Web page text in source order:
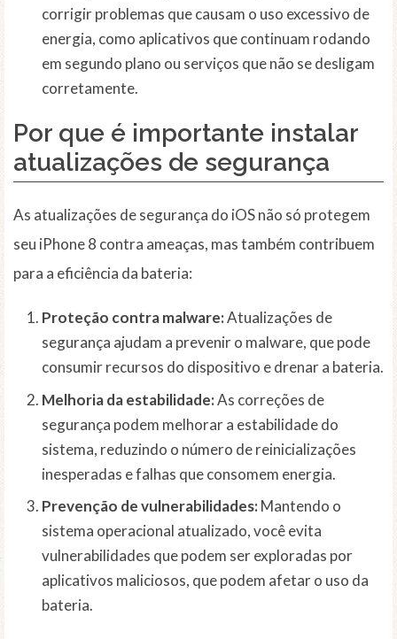
corrigir problemas que causam o uso excessivo de
energia, como aplicativos que continuam rodando
em segundo plano ou serviços que não se desligam
corretamente.
Por que é importante instalar
atualizações de segurança
As atualizações de segurança do iOS não só protegem
seu iPhone 8 contra ameaças, mas também contribuem
para a eficiência da bateria:
Proteção contra malware:Atualizações de
segurança ajudam a prevenir o malware, que pode
consumir recursos do dispositivo e drenar a bateria.
Melhoria da estabilidade:As correções de
segurança podem melhorar a estabilidade do
sistema, reduzindo o número de reinicializações
inesperadas e falhas que consomem energia.
Prevenção de vulnerabilidades:Mantendo o
sistema operacional atualizado, você evita
vulnerabilidades que podem ser exploradas por
aplicativos maliciosos, que podem afetar o uso da
bateria.